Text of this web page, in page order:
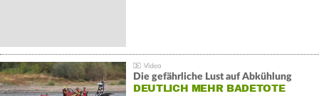
Die gefährliche Lust auf Abkühlung
DEUTLICH MEHR BADETOTE